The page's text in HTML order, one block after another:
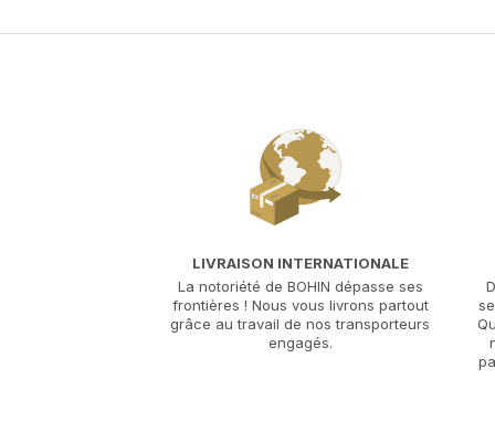
LIVRAISON INTERNATIONALE
La notoriété de BOHIN dépasse ses
frontières ! Nous vous livrons partout
grâce au travail de nos transporteurs
engagés.